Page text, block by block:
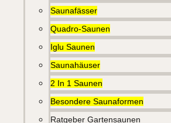
Saunafässer
Quadro-Saunen
Iglu Saunen
Saunahäuser
2 In 1 Saunen
Besondere Saunaformen
Ratgeber Gartensaunen